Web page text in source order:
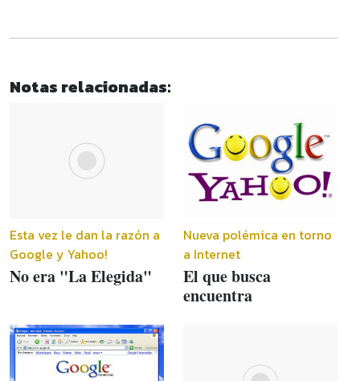
Notas relacionadas:
Esta vez le dan la razón a
Google y Yahoo!
No era "La Elegida"
Nueva polémica en torno
a Internet
El que busca
encuentra